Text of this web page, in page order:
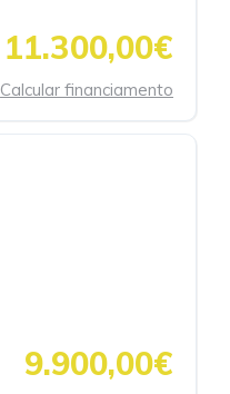
11.300,00€
Calcular financiamento
9.900,00€